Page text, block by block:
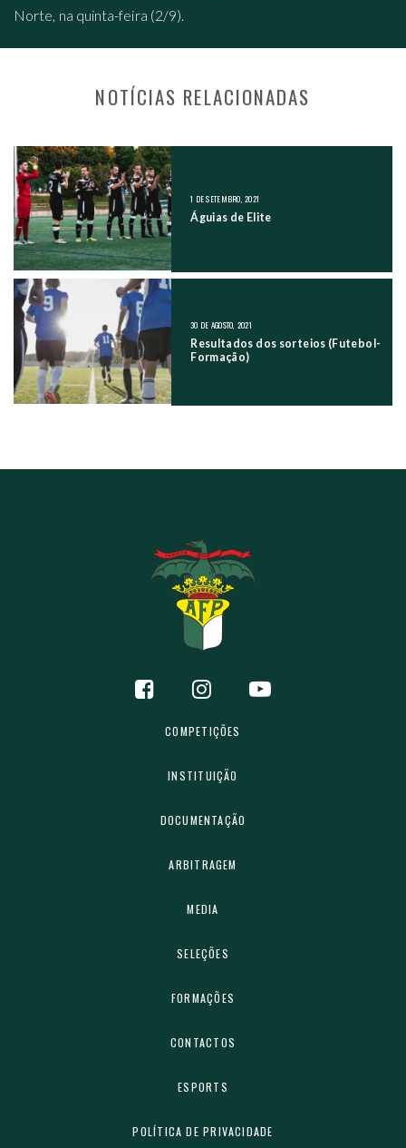
Norte, na quinta-feira (2/9).
NOTÍCIAS RELACIONADAS
NAVEGAÇÃO NOS POSTS
1 DE SETEMBRO, 2021
Águias de Elite
30 DE AGOSTO, 2021
Resultados dos sorteios (Futebol-
Formação)
COMPETIÇÕES
INSTITUIÇÃO
DOCUMENTAÇÃO
ARBITRAGEM
MEDIA
SELEÇÕES
FORMAÇÕES
CONTACTOS
ESPORTS
POLÍTICA DE PRIVACIDADE